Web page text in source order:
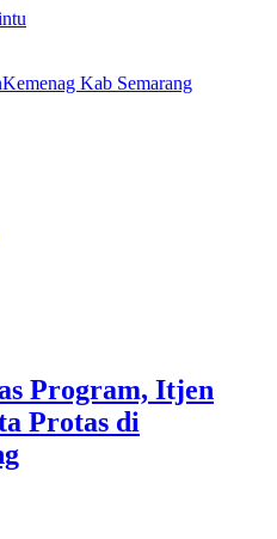
Kab Semarang
Program, Itjen
Protas di